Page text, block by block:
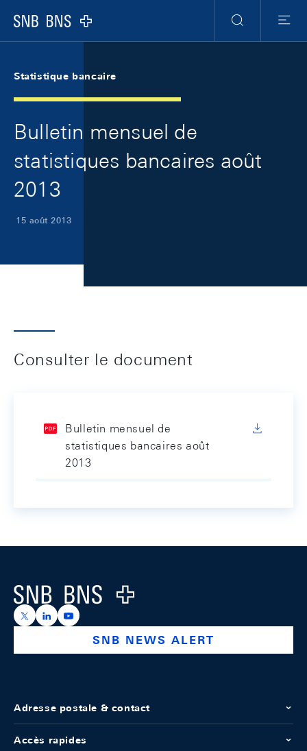
Logo
RechercheMenu
Statistique bancaire
Bulletin mensuel de
statistiques bancaires août
2013
15 août 2013
Consulter le document
Bulletin mensuel de
statistiques bancaires août
2013
Logo
https://x.com/snb_bns
https://ch.linkedin.com/company/swiss-national-
https://www.youtube.com/@swissnationalbank
SNB NEWS ALERT
Adresse postale & contact
Accès rapides